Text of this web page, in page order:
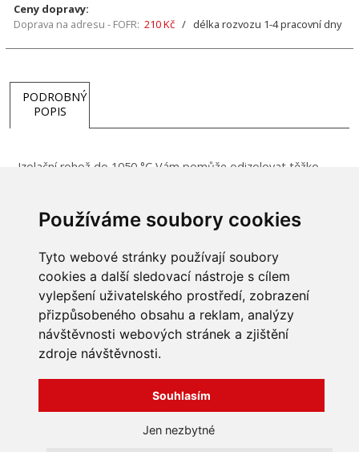
Používáme soubory cookies
Tyto webové stránky používají soubory
cookies a další sledovací nástroje s cílem
vylepšení uživatelského prostředí, zobrazení
přizpůsobeného obsahu a reklam, analýzy
návštěvnosti webových stránek a zjištění
zdroje návštěvnosti.
Souhlasím
Jen nezbytné
Ceny dopravy:
Doprava na adresu - FOFR: 210 Kč / délka rozvozu 1-4 pracovní dny
PODROBNÝ
POPIS
Izolační rohož do 1050 °C Vám pomůže odizolovat těžko
fyziologicky nezávadný
INFORMACE
Obchodní podmínky
Zpracování a ochrana
osobních údajů
O nás
Všechna práva vyhrazena